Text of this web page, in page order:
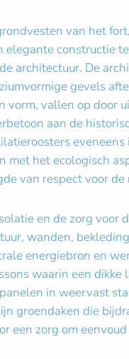
van het
constructie
architectuur. De
gevels
vallen op
aan de
het ecologisch
van respect voor
en de zorg
wanden,
energiebron en
waarin een
in weervast
groendaken die
een zorg om